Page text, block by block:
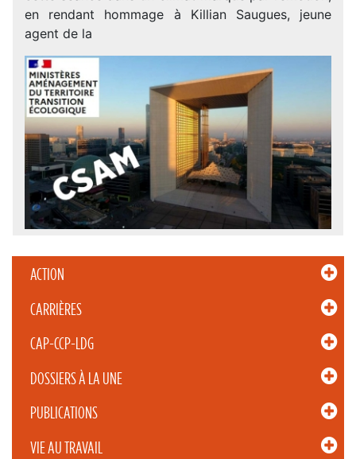
ACTION
CARRIÈRES
CAP-CCP-LDG
DOSSIERS À LA UNE
PUBLICATIONS
VIE AU TRAVAIL
en rendant hommage à Killian Saugues, jeune
agent de la